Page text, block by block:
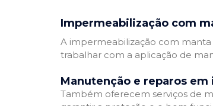
Impermeabilização com
A impermeabilização com manta
trabalhar com a aplicação de
Manutenção e reparos
Também oferecem serviços de